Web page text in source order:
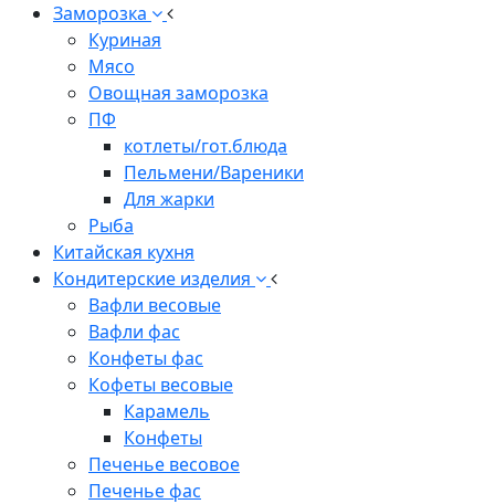
Заморозка
Куриная
Мясо
Овощная заморозка
ПФ
котлеты/гот.блюда
Пельмени/Вареники
Для жарки
Рыба
Китайская кухня
Кондитерские изделия
Вафли весовые
Вафли фас
Конфеты фас
Кофеты весовые
Карамель
Конфеты
Печенье весовое
Печенье фас